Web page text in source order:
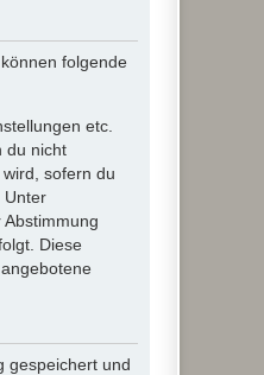
folgende
etc.
du nicht
sofern du
Unter
Diese
gespeichert und